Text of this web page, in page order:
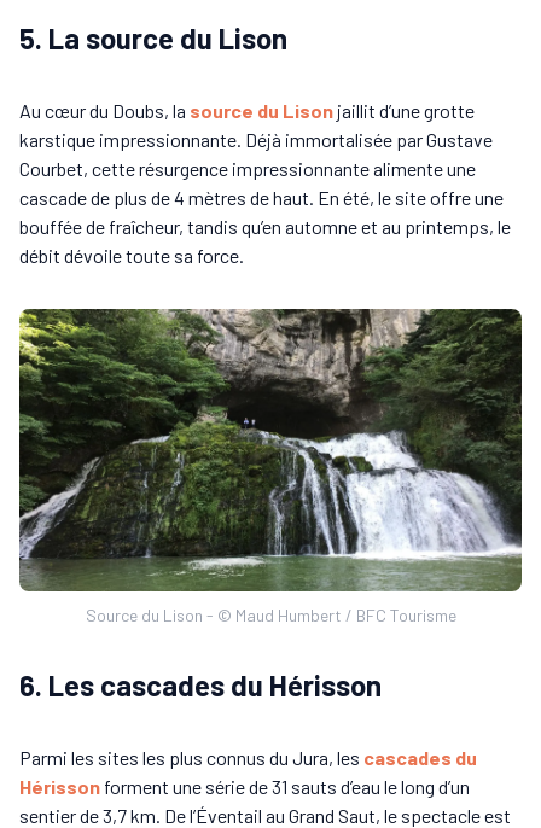
5. La source du Lison
Au cœur du Doubs, la source du Lison jaillit d’une grotte
karstique impressionnante. Déjà immortalisée par Gustave
Courbet, cette résurgence impressionnante alimente une
cascade de plus de 4 mètres de haut. En été, le site offre une
bouffée de fraîcheur, tandis qu’en automne et au printemps, le
débit dévoile toute sa force.
Source du Lison - © Maud Humbert / BFC Tourisme
6. Les cascades du Hérisson
Parmi les sites les plus connus du Jura, les cascades du
Hérisson forment une série de 31 sauts d’eau le long d’un
sentier de 3,7 km. De l’Éventail au Grand Saut, le spectacle est